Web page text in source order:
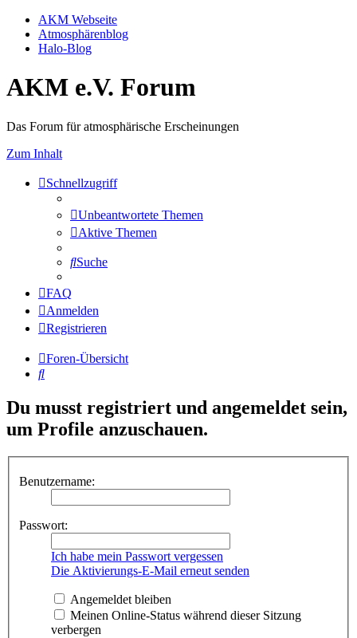
AKM Webseite
Atmosphärenblog
Halo-Blog
AKM e.V. Forum
Das Forum für atmosphärische Erscheinungen
Zum Inhalt
Schnellzugriff
Unbeantwortete Themen
Aktive Themen
Suche
FAQ
Anmelden
Registrieren
Foren-Übersicht
Suche
Du musst registriert und angemeldet sein,
um Profile anzuschauen.
Benutzername:
Passwort:
Ich habe mein Passwort vergessen
Die Aktivierungs-E-Mail erneut senden
Angemeldet bleiben
Meinen Online-Status während dieser Sitzung
verbergen